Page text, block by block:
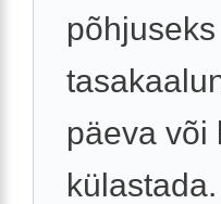
päeva või
külastada.